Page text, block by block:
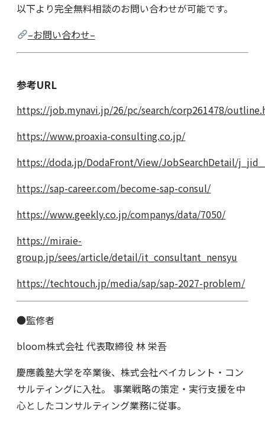
以下より完全無料相談のお問い合わせが可能です。
–お問い合わせ–
参考URL
https://job.mynavi.jp/26/pc/search/corp261478/
https://www.proaxia-consulting.co.jp/
https://doda.jp/DodaFront/View/JobSearchDetail/
https://sap-career.com/become-sap-consul/
https://www.geekly.co.jp/companys/data/7050/
https://miraie-
group.jp/sees/article/detail/it_consultant_nensyu
https://techtouch.jp/media/sap/sap-2027-problem/
●監修者
bloom株式会社 代表取締役 林 栄吾
慶應義塾大学を卒業後、株式会社ベイカレント・コン
サルティングに入社。 事業戦略の策定・実行支援を中
心としたコンサルティング業務に従事。